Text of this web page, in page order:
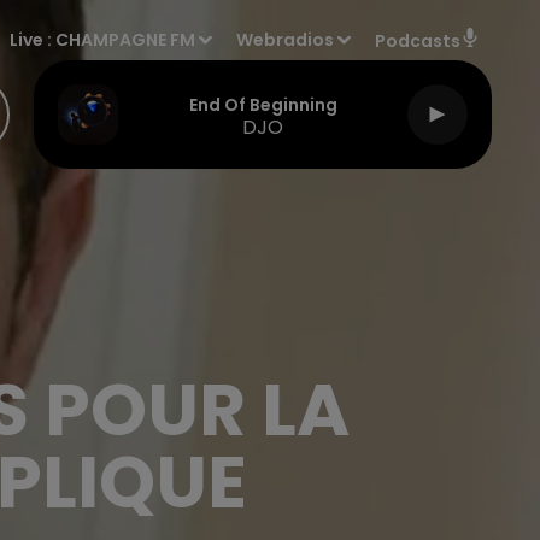
Live : CHAMPAGNE FM Webradios Podcasts
End Of Beginning
DJO
POUR LA